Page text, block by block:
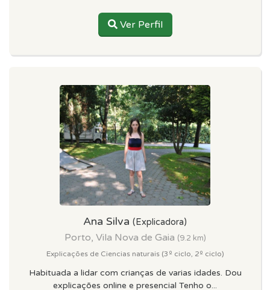
Ver Perfil
Ana Silva (Explicadora)
Porto, Vila Nova de Gaia (9.2 km)
Explicações de Ciencias naturais (3º ciclo, 2º ciclo)
Habituada a lidar com crianças de varias idades. Dou
explicações online e presencial Tenho o...